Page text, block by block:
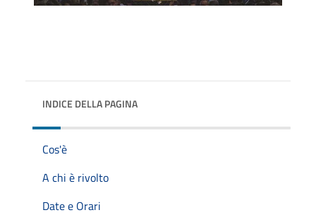
INDICE DELLA PAGINA
Cos'è
A chi è rivolto
Date e Orari